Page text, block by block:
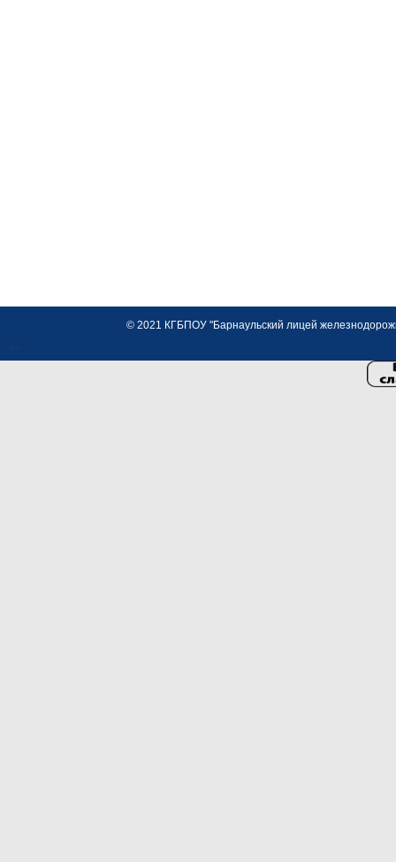
© 2021 КГБПОУ "Барнаульский лицей
<>